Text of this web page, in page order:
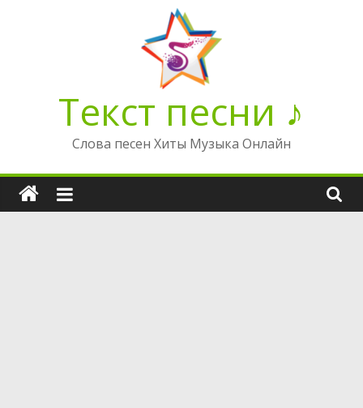
Текст песни ♪
Слова песен Хиты Музыка Онлайн